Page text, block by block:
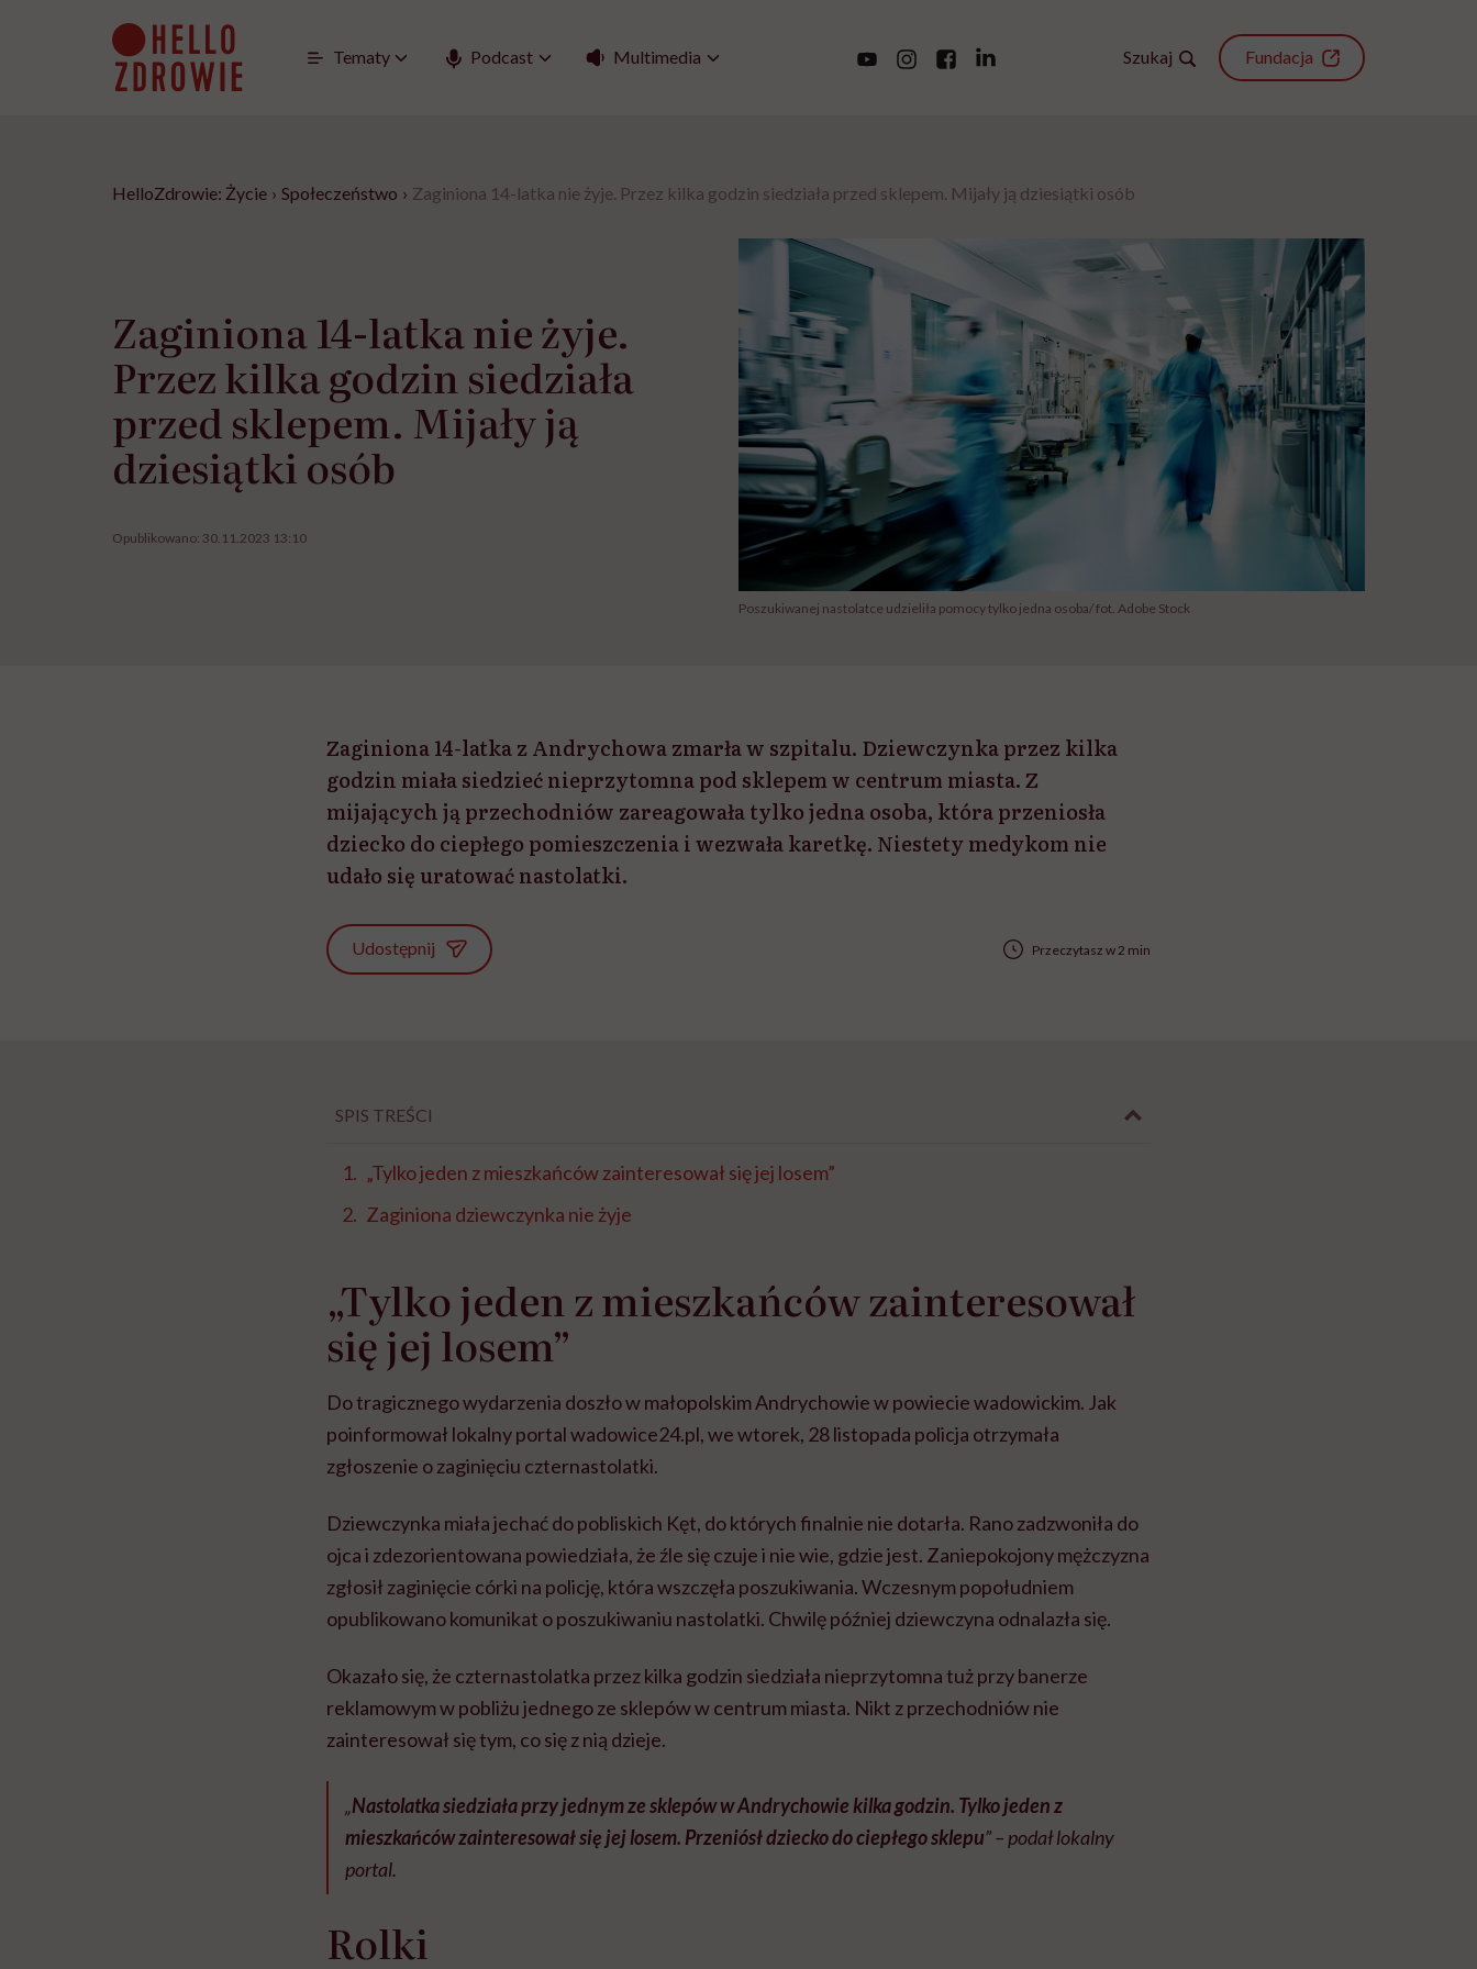
Tematy Podcast Multimedia Szukaj Fundacja
HelloZdrowie: Życie › Społeczeństwo › Zaginiona 14-latka nie żyje. Przez kilka godzin siedziała przed sklepem. Mijały ją dziesiątki osób
Zaginiona 14-latka nie żyje.
Przez kilka godzin siedziała
przed sklepem. Mijały ją
dziesiątki osób
Opublikowano: 30.11.2023 13:10
Poszukiwanej nastolatce udzieliła pomocy tylko jedna osoba/ fot. Adobe Stock
Zaginiona 14-latka z Andrychowa zmarła w szpitalu. Dziewczynka przez kilka
godzin miała siedzieć nieprzytomna pod sklepem w centrum miasta. Z
mijających ją przechodniów zareagowała tylko jedna osoba, która przeniosła
dziecko do ciepłego pomieszczenia i wezwała karetkę. Niestety medykom nie
udało się uratować nastolatki.
Udostępnij Przeczytasz w 2 min
SPIS TREŚCI
„Tylko jeden z mieszkańców zainteresował się jej losem”
Zaginiona dziewczynka nie żyje
„Tylko jeden z mieszkańców zainteresował
się jej losem”
Do tragicznego wydarzenia doszło w małopolskim Andrychowie w powiecie wadowickim. Jak
poinformował lokalny portal wadowice24.pl, we wtorek, 28 listopada policja otrzymała
zgłoszenie o zaginięciu czternastolatki.
Dziewczynka miała jechać do pobliskich Kęt, do których finalnie nie dotarła. Rano zadzwoniła do
ojca i zdezorientowana powiedziała, że źle się czuje i nie wie, gdzie jest. Zaniepokojony mężczyzna
zgłosił zaginięcie córki na policję, która wszczęła poszukiwania. Wczesnym popołudniem
opublikowano komunikat o poszukiwaniu nastolatki. Chwilę później dziewczyna odnalazła się.
Okazało się, że czternastolatka przez kilka godzin siedziała nieprzytomna tuż przy banerze
reklamowym w pobliżu jednego ze sklepów w centrum miasta. Nikt z przechodniów nie
zainteresował się tym, co się z nią dzieje.
„Nastolatka siedziała przy jednym ze sklepów w Andrychowie kilka godzin. Tylko jeden z
mieszkańców zainteresował się jej losem. Przeniósł dziecko do ciepłego sklepu” – podał lokalny
portal.
Rolki